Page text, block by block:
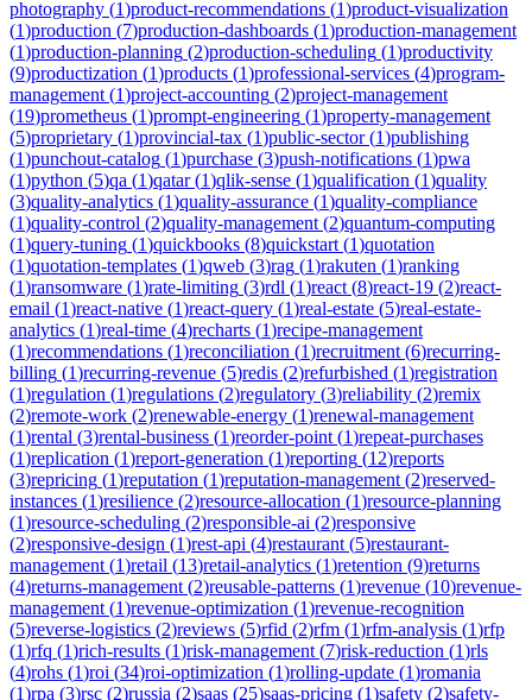
photography (1)product-recommendations (1)product-visualization
(1)production (7)production-dashboards (1)production-management
(1)production-planning (2)production-scheduling (1)productivity
(9)productization (1)products (1)professional-services (4)program-
management (1)project-accounting (2)project-management
(19)prometheus (1)prompt-engineering (1)property-management
(5)proprietary (1)provincial-tax (1)public-sector(1)publishing
(1)punchout-catalog (1)purchase (3)push-notifications (1)pwa
(1)python (5)qa (1)qatar(1)qlik-sense (1)qualification (1)quality
(3)quality-analytics (1)quality-assurance (1)quality-compliance
(1)quality-control (2)quality-management (2)quantum-computing
(1)query-tuning (1)quickbooks (8)quickstart (1)quotation
(1)quotation-templates (1)qweb (3)rag (1)rakuten (1)ranking
(1)ransomware (1)rate-limiting (3)rdl (1)react (8)react-19 (2)react-
email (1)react-native (1)react-query (1)real-estate (5)real-estate-
analytics (1)real-time (4)recharts (1)recipe-management
(1)recommendations (1)reconciliation (1)recruitment (6)recurring-
billing (1)recurring-revenue (5)redis (2)refurbished (1)registration
(1)regulation (1)regulations (2)regulatory (3)reliability (2)remix
(2)remote-work (2)renewable-energy (1)renewal-management
(1)rental (3)rental-business (1)reorder-point (1)repeat-purchases
(1)replication (1)report-generation (1)reporting (12)reports
(3)repricing (1)reputation (1)reputation-management (2)reserved-
instances (1)resilience (2)resource-allocation (1)resource-planning
(1)resource-scheduling (2)responsible-ai (2)responsive
(2)responsive-design (1)rest-api (4)restaurant (5)restaurant-
management (1)retail (13)retail-analytics (1)retention (9)returns
(4)returns-management (2)reusable-patterns (1)revenue (10)revenue-
management (1)revenue-optimization (1)revenue-recognition
(5)reverse-logistics (2)reviews (5)rfid (2)rfm (1)rfm-analysis (1)rfp
(1)rfq (1)rich-results (1)risk-management (7)risk-reduction (1)rls
(4)rohs (1)roi (34)roi-optimization (1)rolling-update (1)romania
(1)rpa (3)rsc (2)russia (2)saas (25)saas-pricing (1)safety (2)safety-